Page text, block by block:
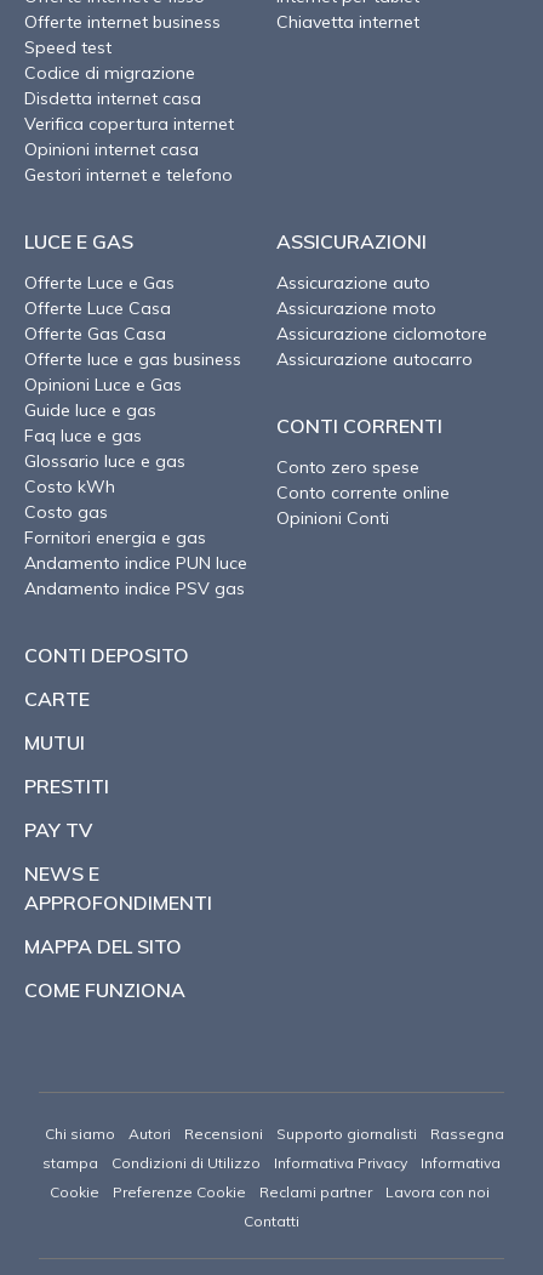
Offerte internet business
Speed test
Codice di migrazione
Disdetta internet casa
Verifica copertura internet
Opinioni internet casa
Gestori internet e telefono
Chiavetta internet
LUCE E GAS
Offerte Luce e Gas
Offerte Luce Casa
Offerte Gas Casa
Offerte luce e gas business
Opinioni Luce e Gas
Guide luce e gas
Faq luce e gas
Glossario luce e gas
Costo kWh
Costo gas
Fornitori energia e gas
Andamento indice PUN luce
Andamento indice PSV gas
ASSICURAZIONI
Assicurazione auto
Assicurazione moto
Assicurazione ciclomotore
Assicurazione autocarro
CONTI CORRENTI
Conto zero spese
Conto corrente online
Opinioni Conti
CONTI DEPOSITO
CARTE
MUTUI
PRESTITI
PAY TV
NEWS E
APPROFONDIMENTI
MAPPA DEL SITO
COME FUNZIONA
Chi siamo Autori Recensioni Supporto giornalisti
Rassegna
stampa
Condizioni di Utilizzo Informativa Privacy
Informativa
Cookie
Preferenze Cookie Reclami partner
Lavora con noi
Contatti